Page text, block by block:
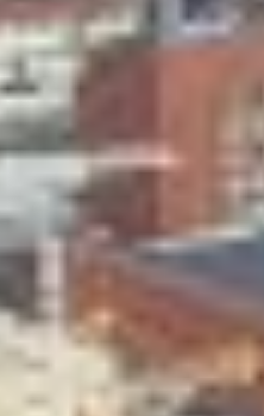
Skeittihalli
Varhaiskasvatus
Ateria- ja välipalamaksut
Mämminiemi
Taideapteekki
Kirjasto